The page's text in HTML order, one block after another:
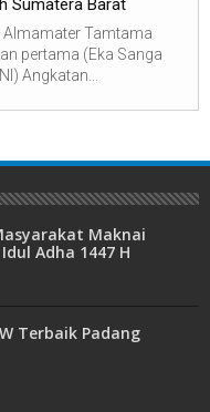
Sumatera Barat
Almamater Tamtama
pertama (Eka Sanga
Angkatan...
Maknai
Adha 1447 H
Terbaik Padang